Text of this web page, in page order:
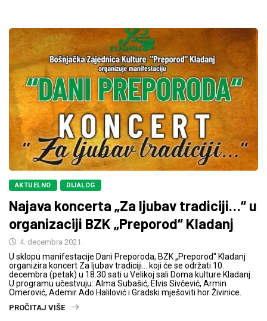
AKTUELNO DIJALOG
Najava koncerta „Za ljubav tradiciji…“ u
organizaciji BZK „Preporod“ Kladanj
4. decembra 2021.
U sklopu manifestacije Dani Preporoda, BZK „Preporod“ Kladanj
organizira koncert Za ljubav tradiciji… koji će se održati 10.
decembra (petak) u 18.30 sati u Velikoj sali Doma kulture Kladanj.
U programu učestvuju: Alma Subašić, Elvis Sivčević, Armin
Omerović, Ademir Ado Halilović i Gradski mješoviti hor Živinice.
PROČITAJ VIŠE